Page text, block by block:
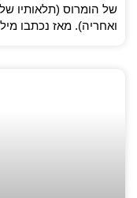
של הומרוס (תלאותיו
ואחריה). מאז נכתבו